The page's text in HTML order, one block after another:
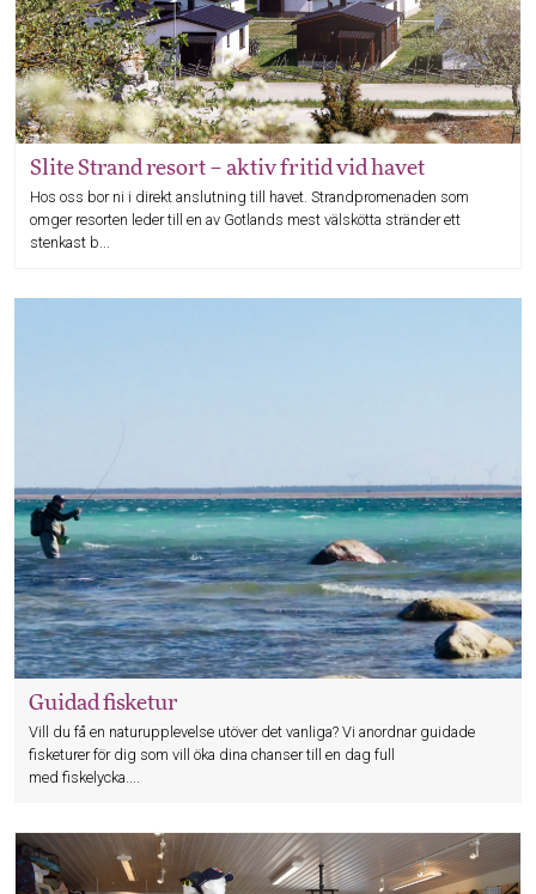
Slite Strand resort – aktiv fritid vid havet
Hos oss bor ni i direkt anslutning till havet. Strandpromenaden som
omger resorten leder till en av Gotlands mest välskötta stränder ett
stenkast b...
Guidad fisketur
Vill du få en naturupplevelse utöver det vanliga? Vi anordnar guidade
fisketurer för dig som vill öka dina chanser till en dag full
med fiskelycka....